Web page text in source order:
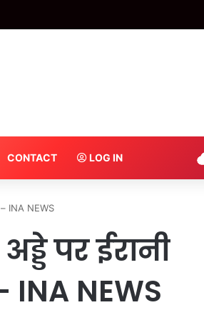
घेरा, बोले- डबल नहीं, ट्रबल इंजन – INA
CONTACT LOG IN
– INA NEWS
पर ईरानी
NEWS